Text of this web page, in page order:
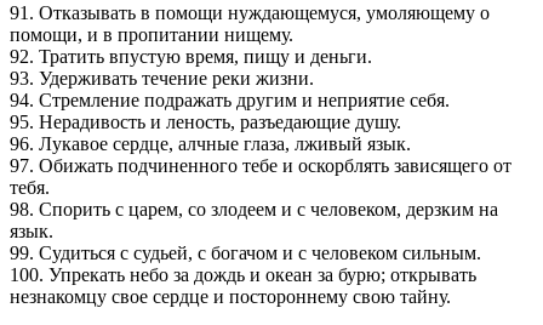
91. Отказывать в помощи нуждающемуся, умоляющему о
помощи, и в пропитании нищему.
92. Тратить впустую время, пищу и деньги.
93. Удерживать течение реки жизни.
94. Стремление подражать другим и неприятие себя.
95. Нерадивость и леность, разъедающие душу.
96. Лукавое сердце, алчные глаза, лживый язык.
97. Обижать подчиненного тебе и оскорблять зависящего от
тебя.
98. Спорить с царем, со злодеем и с человеком, дерзким на
язык.
99. Судиться с судьей, с богачом и с человеком сильным.
100. Упрекать небо за дождь и океан за бурю; открывать
незнакомцу свое сердце и постороннему свою тайну.